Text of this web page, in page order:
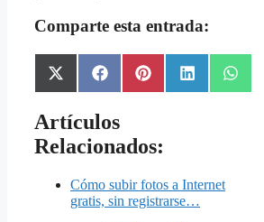
Comparte esta entrada:
Share
on
X
(Twitter)
Share
on
FacebookShare
on
PinterestShare
on
LinkedInShare
on
Artículos
Relacionados:
Cómo subir fotos a Internet
gratis, sin registrarse…